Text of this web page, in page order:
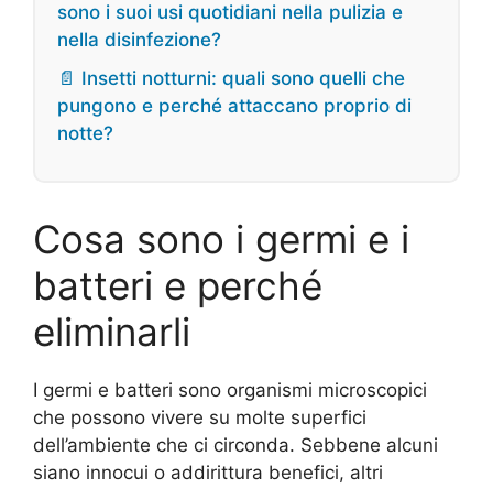
sono i suoi usi quotidiani nella pulizia e
nella disinfezione?
📄 Insetti notturni: quali sono quelli che
pungono e perché attaccano proprio di
notte?
Cosa sono i germi e i
batteri e perché
eliminarli
I germi e batteri sono organismi microscopici
che possono vivere su molte superfici
dell’ambiente che ci circonda. Sebbene alcuni
siano innocui o addirittura benefici, altri